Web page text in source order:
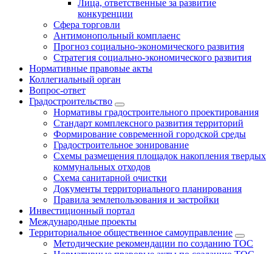
Лица, ответственные за развитие
конкуренции
Сфера торговли
Антимонопольный комплаенс
Прогноз социально-экономического развития
Стратегия социально-экономического развития
Нормативные правовые акты
Коллегиальный орган
Вопрос-ответ
Градостроительство
Нормативы градостроительного проектирования
Стандарт комплексного развития территорий
Формирование современной городской среды
Градостроительное зонирование
Схемы размещения площадок накопления твердых
коммунальных отходов
Схема санитарной очистки
Документы территориального планирования
Правила землепользования и застройки
Инвестиционный портал
Международные проекты
Территориальное общественное самоуправление
Методические рекомендации по созданию ТОС